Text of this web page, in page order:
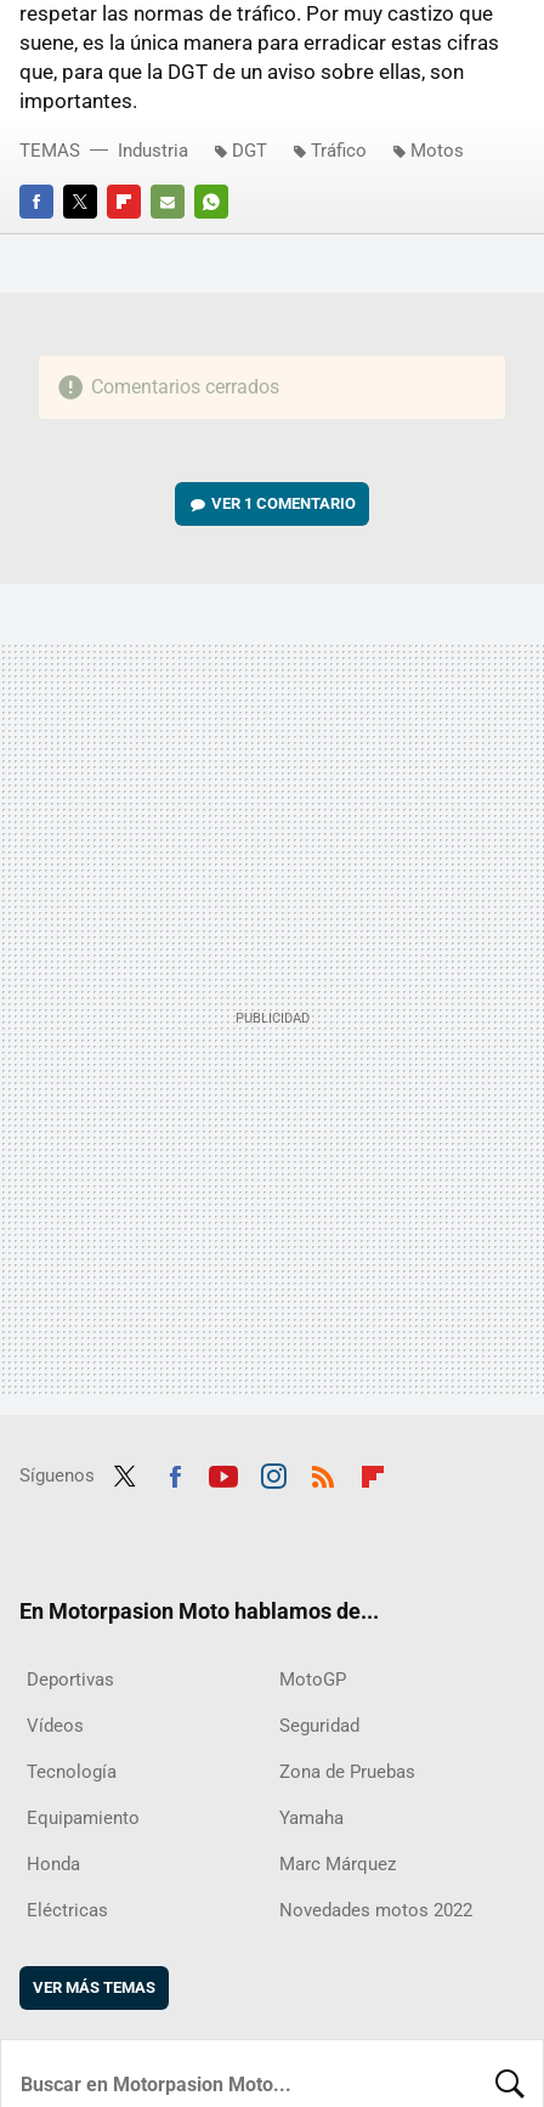
respetar las normas de tráfico. Por muy castizo que
suene, es la única manera para erradicar estas cifras
que, para que la DGT de un aviso sobre ellas, son
importantes.
FACEBOOKTWITTERFLIPBOARD
E-
WHATSAPP
TEMAS Industria DGT Tráfico Motos
Comentarios cerrados
VER 1 COMENTARIO
Síguenos
En Motorpasion Moto hablamos de...
Deportivas MotoGP
Vídeos Seguridad
Tecnología Zona de Pruebas
Equipamiento Yamaha
Honda Marc Márquez
Eléctricas Novedades motos 2022
VER MÁS TEMAS